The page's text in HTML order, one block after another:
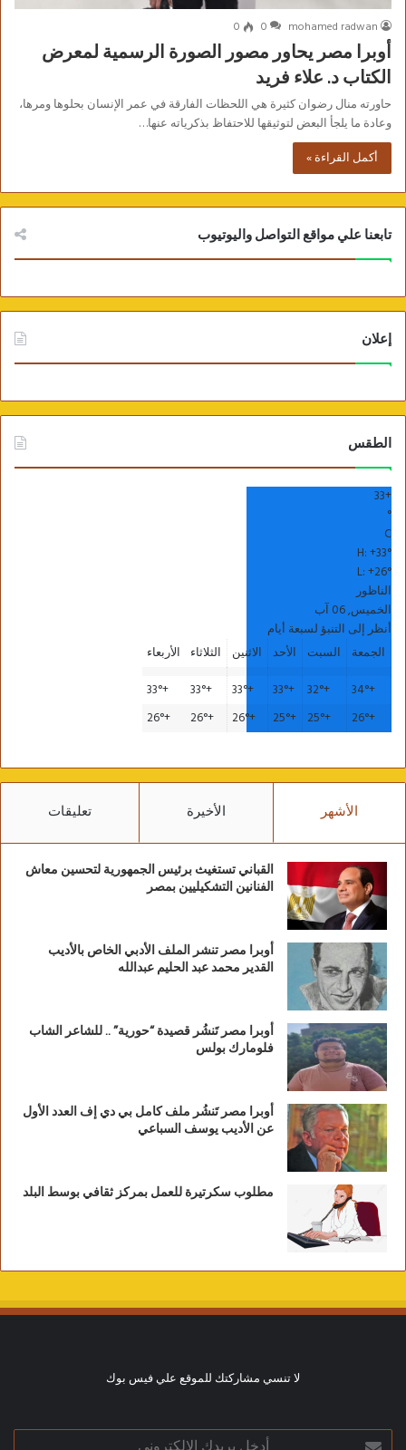
mohamed radwan
0
0
أوبرا مصر يحاور مصور الصورة الرسمية لمعرض
الكتاب د. علاء فريد
حاورته منال رضوان كثيرة هي اللحظات الفارقة في عمر الإنسان بحلوها ومرها،
وعادة ما يلجأ البعض لتوثيقها للاحتفاظ بذكرياته عنها…
أكمل القراءة »
تابعنا علي مواقع التواصل واليوتيوب
إعلان
الطقس
+
33
°
C
H:+33°
L:+26°
الناظور
الخميس, 06 آب
أنظر إلى التنبؤ لسبعة أيام
الجمعة
السبت الأحد الاثنين الثلاثاء
الأربعاء
+
34°
+
32°
+
33°
+
33°
+
33°
+
33°
+
26°
+
25°
+
25°
+
26°
+
26°
+
26°
الأشهر الأخيرة تعليقات
القباني تستغيث برئيس الجمهورية لتحسين معاش
الفنانين التشكيليين بمصر
أوبرا مصر تنشر الملف الأدبي الخاص بالأديب
القدير محمد عبد الحليم عبدالله
أوبرا مصر تَنشُر قصيدة “حورية” .. للشاعر الشاب
فلومارك بولس
أوبرا مصر تَنشُر ملف كامل بي دي إف العدد الأول
عن الأديب يوسف السباعي
مطلوب سكرتيرة للعمل بمركز ثقافي بوسط البلد
لا تنسي مشاركتك للموقع علي فيس بوك
أدخل